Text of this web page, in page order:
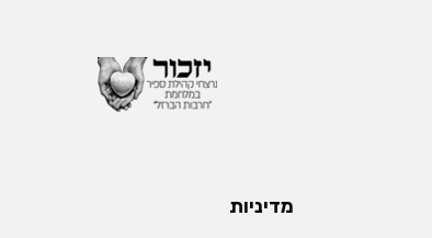
מדיניות